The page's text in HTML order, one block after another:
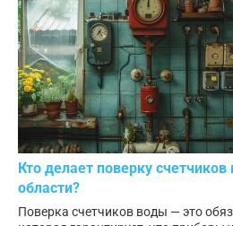
Кто делает поверку
области?
Поверка счетчиков воды — это